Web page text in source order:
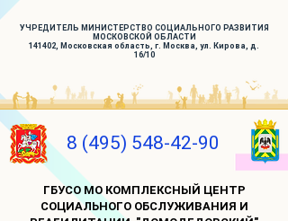
УЧРЕДИТЕЛЬ МИНИСТЕРСТВО СОЦИАЛЬНОГО РАЗВИТИЯ
МОСКОВСКОЙ ОБЛАСТИ
141402, Московская область, г. Москва, ул. Кирова, д.
16/10
8 (495) 548-42-90
ГБУСО МО КОМПЛЕКСНЫЙ ЦЕНТР
СОЦИАЛЬНОГО ОБСЛУЖИВАНИЯ И